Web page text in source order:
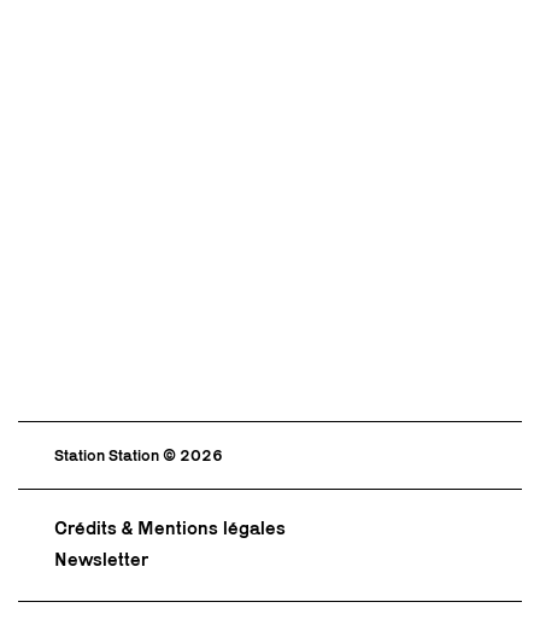
Station Station © 2026
Crédits & Mentions légales
Newsletter